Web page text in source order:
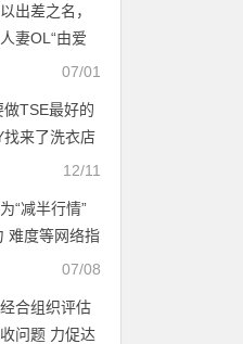
中出【EV扑
出差之名，
妻OL“由爱
到坏掉了07/01
做TSE最好的
找来了洗衣店
克官网】12/11
“减半行情”
难度等网络指
07/08
合组织评估
问题 力促达